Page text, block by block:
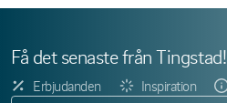
Få det senaste från Tingstad!
Erbjudanden Inspiration